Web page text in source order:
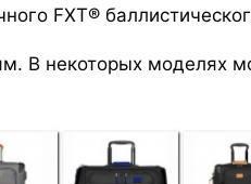
FXT®
В некоторых моделях